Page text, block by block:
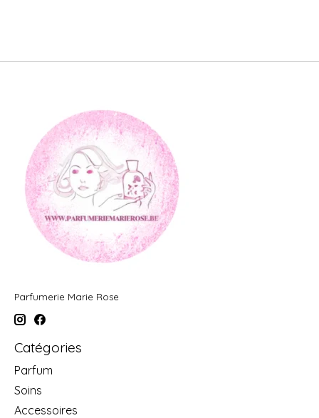
Parfumerie Marie Rose
Catégories
Parfum
Soins
Accessoires